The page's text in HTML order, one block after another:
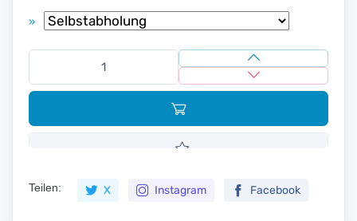
»
Teilen: X Instagram Facebook